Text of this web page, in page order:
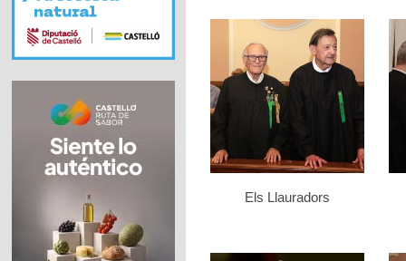
Els Llauradors